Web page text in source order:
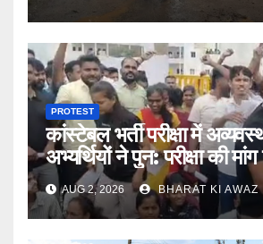
PROTEST
कांस्टेबल भर्ती परीक्षा में
अभ्यर्थियों ने पुन: परीक्षा की
AUG 2, 2026 BHARAT KI AWAZ